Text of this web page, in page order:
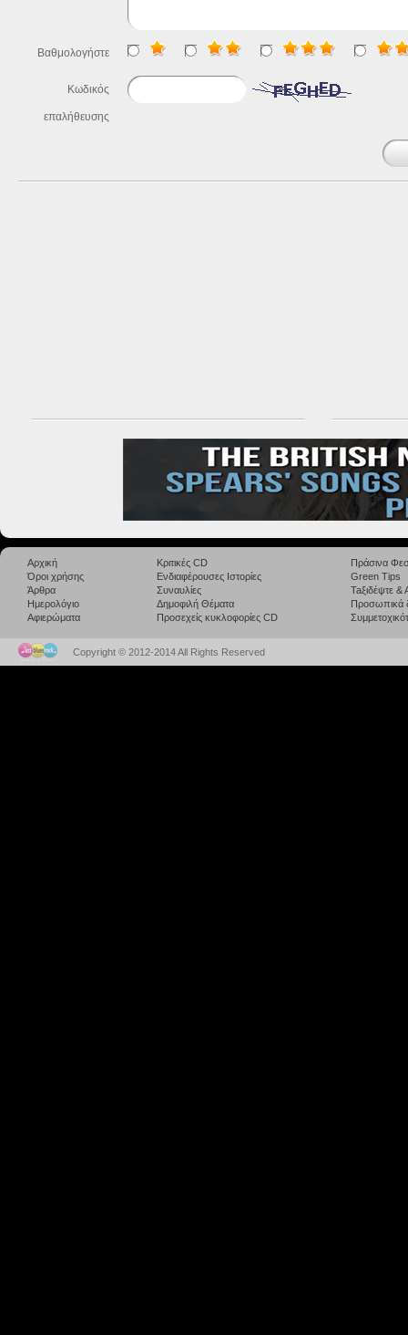
Βαθμολογήστε
Κωδικός
επαλήθευσης
Αρχική
Όροι χρήσης
Άρθρα
Ημερολόγιο
Αφιερώματα
Κριτικές CD
Ενδιαφέρουσες Ιστορίες
Συναυλίες
Δημοφιλή Θέματα
Προσεχείς κυκλοφορίες CD
Πράσινα
Green Tips
Taξιδέψτε
Προσωπικά
Copyright © 2012-2014 All Rights Reserved